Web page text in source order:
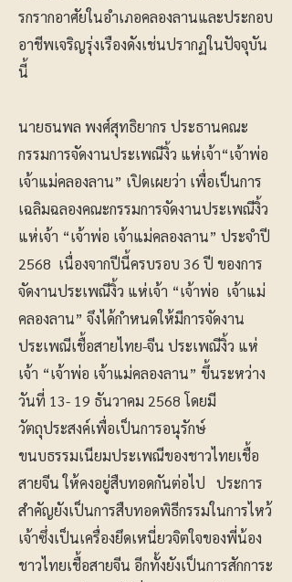
รกรากอาศัยในอำเภอคลองลานและประกอบ
อาชีพเจริญรุ่งเรืองดังเช่นปรากฏในปัจจุบัน
นี้
นายธนพล พงศ์สุทธิยากร ประธานคณะ
กรรมการจัดงานประเพณีงิ้ว แห่เจ้า“เจ้าพ่อ
เจ้าแม่คลองลาน” เปิดเผยว่า เพื่อเป็นการ
เฉลิมฉลองคณะกรรมการจัดงานประเพณีงิ้ว
แห่เจ้า “เจ้าพ่อ เจ้าแม่คลองลาน” ประจำปี
2568 เนื่องจากปีนี้ครบรอบ 36 ปี ของการ
จัดงานประเพณีงิ้ว แห่เจ้า “เจ้าพ่อ เจ้าแม่
คลองลาน” จึงได้กำหนดให้มีการจัดงาน
ประเพณีเชื้อสายไทย-จีน ประเพณีงิ้ว แห่
เจ้า “เจ้าพ่อ เจ้าแม่คลองลาน” ขึ้นระหว่าง
วันที่ 13- 19 ธันวาคม 2568 โดยมี
วัตถุประสงค์เพื่อเป็นการอนุรักษ์
ขนบธรรมเนียมประเพณีของชาวไทยเชื้อ
สายจีน ให้คงอยู่สืบทอดกันต่อไป ประการ
สำคัญยังเป็นการสืบทอดพิธีกรรมในการไหว้
เจ้าซึ่งเป็นเครื่องยึดเหนี่ยวจิตใจของพี่น้อง
ชาวไทยเชื้อสายจีน อีกทั้งยังเป็นการสักการะ